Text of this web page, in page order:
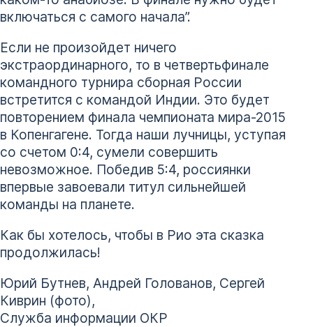
включаться с самого начала”.
Если не произойдет ничего
экстраординарного, то в четвертьфинале
командного турнира сборная России
встретится с командой Индии. Это будет
повторением финала чемпионата мира-2015
в Копенгагене. Тогда наши лучницы, уступая
со счетом 0:4, сумели совершить
невозможное. Победив 5:4, россиянки
впервые завоевали титул сильнейшей
команды на планете.
Как бы хотелось, чтобы в Рио эта сказка
продолжилась!
Юрий Бутнев, Андрей Голованов, Сергей
Киврин (фото),
Служба информации ОКР